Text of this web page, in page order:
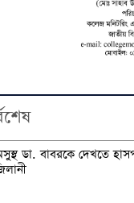
ডা. বাবরকে দেখতে